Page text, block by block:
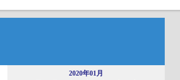
2020年01月